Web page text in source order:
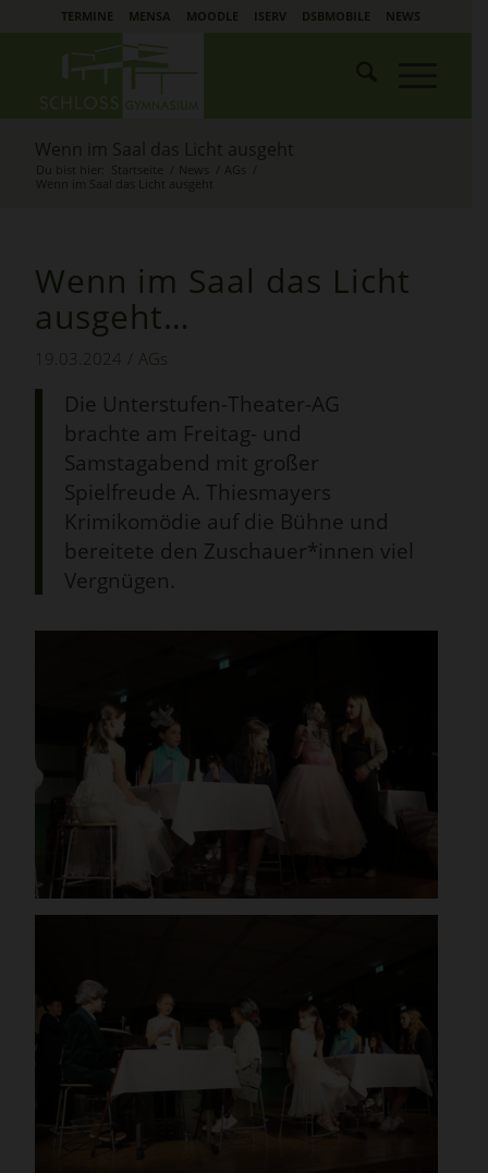
TERMINE MENSA MOODLE ISERV DSBMOBILE NEWS
Wenn im Saal das Licht ausgeht
Du bist hier: Startseite News AGs
Wenn im Saal das Licht ausgeht
Wenn im Saal das Licht
ausgeht…
19.03.2024 AGs
Die Unterstufen-Theater-AG
brachte am Freitag- und
Samstagabend mit großer
Spielfreude A. Thiesmayers
Krimikomödie auf die Bühne und
bereitete den Zuschauer*innen viel
Vergnügen.